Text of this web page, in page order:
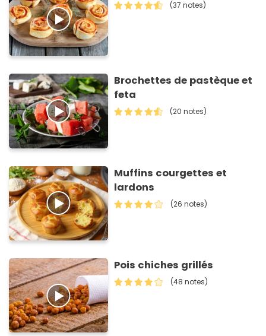
(37 notes)
Brochettes de pastèque et
feta
(20 notes)
Muffins courgettes et
lardons
(26 notes)
Pois chiches grillés
(48 notes)